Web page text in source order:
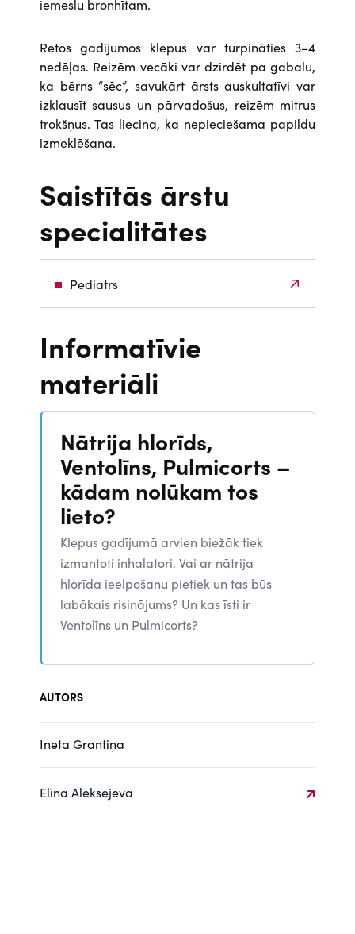
iemeslu bronhītam.
Retos gadījumos klepus var turpināties 3–4
nedēļas. Reizēm vecāki var dzirdēt pa gabalu,
ka bērns “sēc”, savukārt ārsts auskultatīvi var
izklausīt sausus un pārvadošus, reizēm mitrus
trokšņus. Tas liecina, ka nepieciešama papildu
izmeklēšana.
Saistītās ārstu
specialitātes
Pediatrs
Informatīvie
materiāli
Nātrija hlorīds,
Ventolīns, Pulmicorts –
kādam nolūkam tos
lieto?
Klepus gadījumā arvien biežāk tiek
izmantoti inhalatori. Vai ar nātrija
hlorīda ieelpošanu pietiek un tas būs
labākais risinājums? Un kas īsti ir
Ventolīns un Pulmicorts?
AUTORS
Ineta Grantiņa
Elīna Aleksejeva